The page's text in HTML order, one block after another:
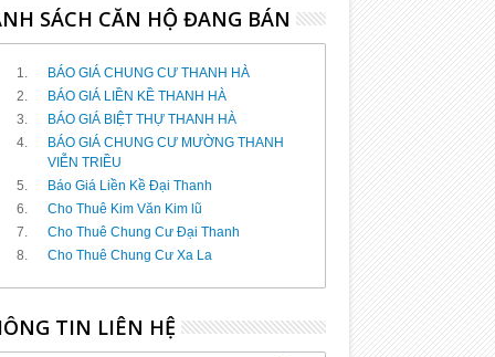
SÁCH CĂN HỘ ĐANG BÁN
BÁO GIÁ CHUNG CƯ THANH HÀ
BÁO GIÁ LIỀN KỀ THANH HÀ
BÁO GIÁ BIỆT THỰ THANH HÀ
BÁO GIÁ CHUNG CƯ MƯỜNG THANH
VIỄN TRIỀU
Báo Giá Liền Kề Đại Thanh
Cho Thuê Kim Văn Kim lũ
Cho Thuê Chung Cư Đại Thanh
Cho Thuê Chung Cư Xa La
TIN LIÊN HỆ